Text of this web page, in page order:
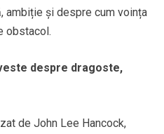
ambiție și despre cum voința
obstacol.
despre dragoste,
de John Lee Hancock,